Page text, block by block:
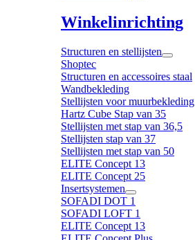
Winkelinrichting
Structuren en stellijsten
Shoptec
Structuren en accessoires staal
Wandbekleding
Stellijsten voor muurbekleding
Hartz Cube Stap van 35
Stellijsten met stap van 36,5
Stellijsten stap van 37
Stellijsten met stap van 50
ELITE Concept 13
ELITE Concept 25
Insertsystemen
SOFADI DOT 1
SOFADI LOFT 1
ELITE Concept 13